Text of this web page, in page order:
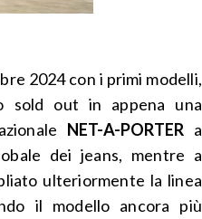
2024 con i primi modelli,
sold out in appena una
NET-A-PORTER a
dei jeans, mentre a
ulteriormente la linea
il modello ancora più